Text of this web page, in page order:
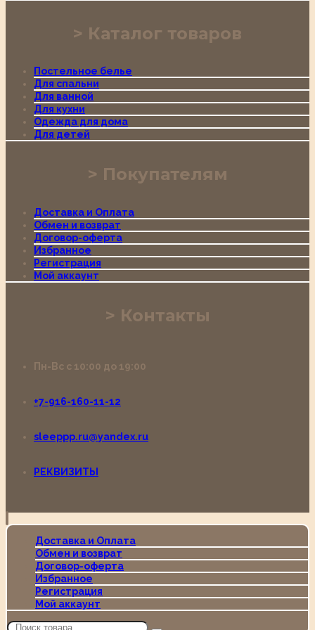
Каталог товаров
Постельное белье
Для спальни
Для ванной
Для кухни
Одежда для дома
Для детей
Покупателям
Доставка и Оплата
Обмен и возврат
Договор-оферта
Избранное
Регистрация
Мой аккаунт
Контакты
Пн-Вс с 10:00 до 19:00
+7-916-160-11-12
sleeppp.ru@yandex.ru
РЕКВИЗИТЫ
Доставка и Оплата
Обмен и возврат
Договор-оферта
Избранное
Регистрация
Мой аккаунт